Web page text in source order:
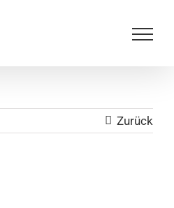
Zurück